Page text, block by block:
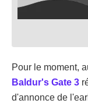
Pour le moment,
Baldur's Gate 3
d'annonce de